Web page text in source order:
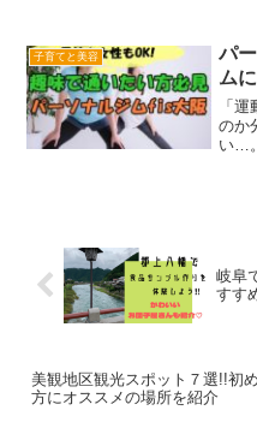
焼
りま
子育てと美容
パ
ム
「
のか
い…
岐阜
すす
美観地区観光スポット７選!!初
方にオススメの場所を紹介